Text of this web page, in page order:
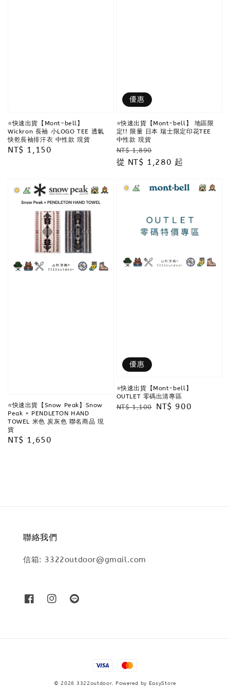
⭐️快速出貨【Mont-bell】
Wickron 長袖 小LOGO TEE 透氣
快乾長袖排汗衣 中性款 現貨
Regular
NT$ 1,150
優惠
⭐️快速出貨【Mont-bell】 地區限
定!! 限量 日本 瑞士限定印花TEE
中性款 現貨
Regular
price
NT$ 1,890
price
從 NT$ 1,280 起
⭐️快速出貨【Snow Peak】Snow
Peak × PENDLETON HAND
TOWEL 米色 炭灰色 聯名商品 現
貨
Regular
NT$ 1,650
優惠
⭐️快速出貨【Mont-bell】
OUTLET 零碼出清專區
Regular
NT$ 1,100
Sale
NT$ 900
聯絡我們
信箱: 3322outdoor@gmail.com
© 2026 3322outdoor. Powered by EasyStore